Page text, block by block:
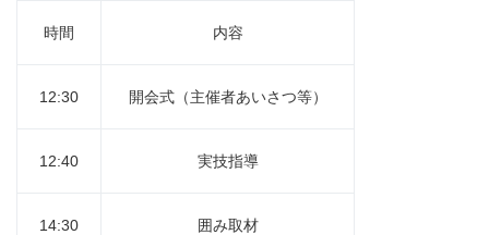
時間 内容
12:30 開会式（主催者あいさつ等）
12:40 実技指導
14:30 囲み取材